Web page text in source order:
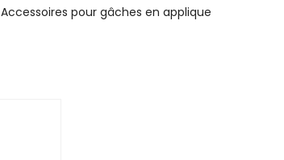
Accessoires pour gâches en applique